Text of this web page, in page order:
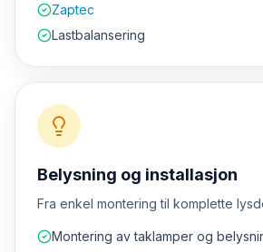
Zaptec
Lastbalansering
Belysning og installasjon
Fra enkel montering til komplette
Montering av taklamper og